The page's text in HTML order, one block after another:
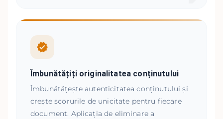
Îmbunătățiți originalitatea conținutului
Îmbunătățește autenticitatea conținutului și
crește scorurile de unicitate pentru fiecare
document. Aplicația de eliminare a